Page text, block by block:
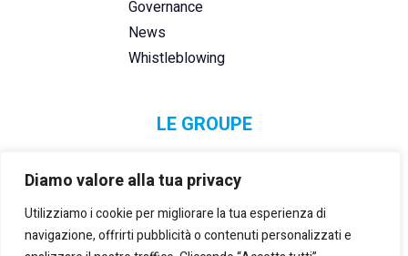
Diamo valore alla tua privacy
Utilizziamo i cookie per migliorare la tua esperienza di
navigazione, offrirti pubblicità o contenuti personalizzati e
Governance
News
Whistleblowing
LE GROUPE